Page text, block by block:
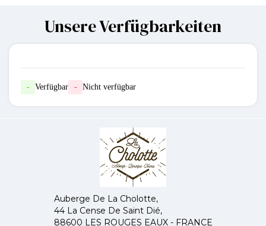
Unsere Verfügbarkeiten
- Verfügbar - Nicht verfügbar
Auberge De La Cholotte,
44 La Cense De Saint Dié,
88600 LES ROUGES EAUX - FRANCE